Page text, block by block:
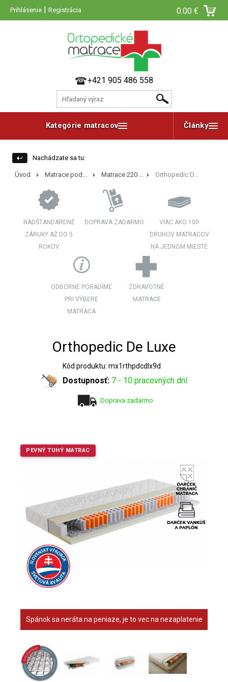
Prihlásenie | Registrácia 0.00 €
+421 905 486 558
Články
Kategórie matracov
Nachádzate sa tu:
Úvod Matrace pod... Matrace 220 ... Orthopedic D...
NADŠTANDARDNÉ
ZÁRUKY AŽ DO 5
ROKOV
DOPRAVA ZADARMO
VIAC AKO 100
DRUHOV MATRACOV
NA JEDNOM MIESTE
ODBORNE PORADÍME
PRI VÝBERE
MATRACA
ZDRAVOTNÉ
MATRACE
Orthopedic De Luxe
Kód produktu: mx1rthpdcdlx9d
Dostupnosť: 7 - 10 pracovných dní
Doprava zadarmo
PEVNÝ TUHÝ MATRAC
Spánok sa neráta na peniaze, je to vec na nezaplatenie